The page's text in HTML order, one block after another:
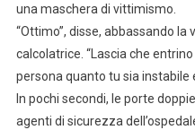
una maschera di vittimismo.
“Ottimo”, disse, abbassando
calcolatrice. “Lascia che
persona quanto tu sia instabile
In pochi secondi, le porte
agenti di sicurezza